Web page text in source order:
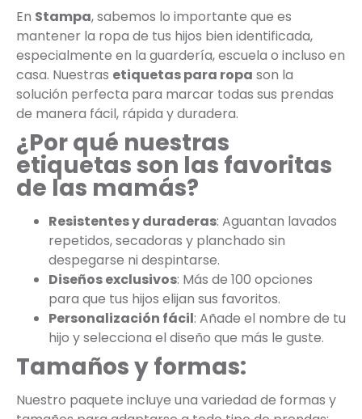
En Stampa, sabemos lo importante que es
mantener la ropa de tus hijos bien identificada,
especialmente en la guardería, escuela o incluso en
casa. Nuestras etiquetas para ropa son la
solución perfecta para marcar todas sus prendas
de manera fácil, rápida y duradera.
¿Por qué nuestras
etiquetas son las favoritas
de las mamás?
Resistentes y duraderas: Aguantan lavados
repetidos, secadoras y planchado sin
despegarse ni despintarse.
Diseños exclusivos: Más de 100 opciones
para que tus hijos elijan sus favoritos.
Personalización fácil: Añade el nombre de tu
hijo y selecciona el diseño que más le guste.
Tamaños y formas:
Nuestro paquete incluye una variedad de formas y